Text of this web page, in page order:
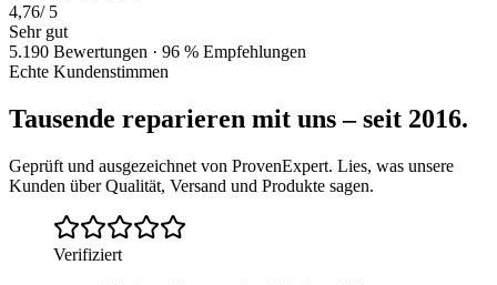
4,76/ 5
Sehr gut
5.190 Bewertungen · 96 % Empfehlungen
Echte Kundenstimmen
Tausende reparieren mit uns – seit 2016.
Geprüft und ausgezeichnet von ProvenExpert. Lies, was unsere
Kunden über Qualität, Versand und Produkte sagen.
Verifiziert